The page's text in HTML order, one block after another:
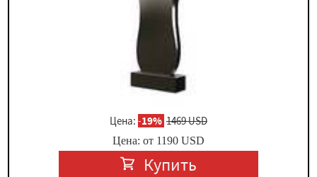
Цена: -19% 1469 USD
Цена: от 1190 USD
Купить